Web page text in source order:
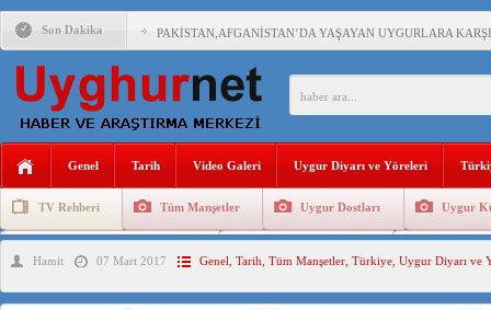
Son Dakika PAKİSTAN,AFGANİSTAN’DA YAŞAYAN UYGURLARA
ÇİN’İN DOĞU TÜRKİSTAN’DAKİ UYGULAMALARI
DİYANET AKADEMİSİ BAŞKANI DOÇ.DR.KAAN : DOĞU
ÇİN’İN UYGUR POLİTİKALARINI ÖVEN DİYANET
MHP’DEN URUMÇİ KATLİAMI MESAJİ : 05.07.2009
Genel Tarih Video Galeri Uygur Diyarı ve Yöreleri
TV Rehberi Tüm Manşetler Uygur Dostları Uygur
Uygurlarda Düğün ve Cenaze
Hamit 07 Mart 2017 Genel Tarih Tüm Manşetler Türkiye Uygur Diyarı ve